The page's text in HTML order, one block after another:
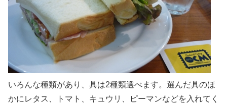
いろんな種類があり、具は2種類選べます。選んだ具のほ
かにレタス、トマト、キュウリ、ピーマンなどを入れてく